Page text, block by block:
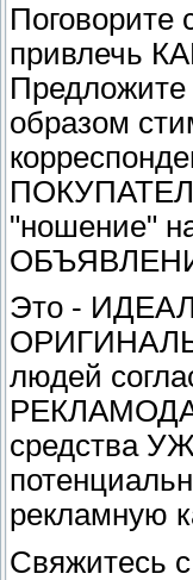
Поговорите
привлечь
Предложите
образом
"ношение"
Это -
людей
средства
рекламную
Свяжитесь